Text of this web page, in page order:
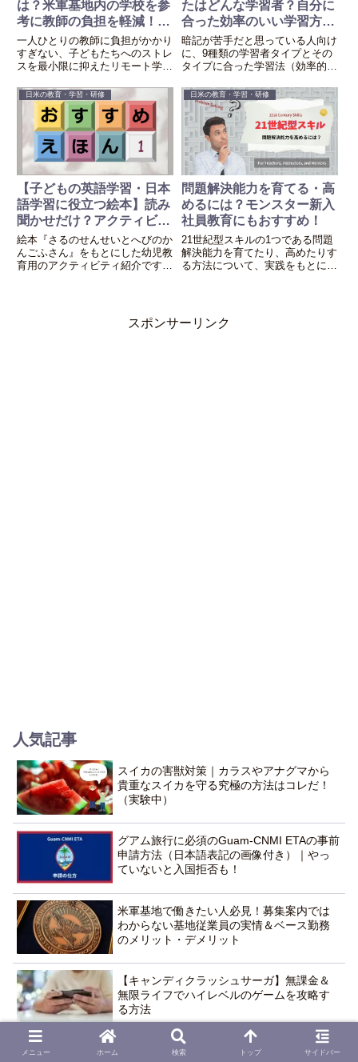
は？米軍基地内の学校を参
考に教師の負担を軽減！不
登校のサポートにも！
一人ひとりの教師に負担がかかり
すぎない、子どもたちへのストレ
スを最小限に抑えたリモート学習
トにも役立ちます。
たはどんな学習者？自分に
合った効率のいい学習方法
とは？
暗記が苦手だと思っている人向け
に、9種類の学習者タイプとその
タイプに合った学習法（効率的・
の学習者タイプの特徴を持つ2人
の学習方法（例）を紹介します。
日米の教育・学習・研修
【子どもの英語学習・日本
語学習に役立つ絵本】読み
聞かせだけ？アクティビテ
ィもどうぞ！動物の名前編
絵本『さるのせんせいとへびのか
んごふさん』をもとにした幼児教
育用のアクティビティ紹介です。
日米の教育・学習・研修
問題解決能力を育てる・高
めるには？モンスター新入
社員教育にもおすすめ！
21世紀型スキルの1つである問題
解決能力を育てたり、高めたりす
る方法について、実践をもとに紹
スポンサーリンク
人気記事
スイカの害獣対策｜カラスやアナグマから
貴重なスイカを守る究極の方法はコレだ！
（実験中）
グアム旅行に必須のGuam-CNMI ETAの事前
申請方法（日本語表記の画像付き）｜やっ
ていないと入国拒否も！
米軍基地で働きたい人必見！募集案内では
わからない基地従業員の実情＆ベース勤務
のメリット・デメリット
【キャンディクラッシュサーガ】無課金＆
無限ライフでハイレベルのゲームを攻略す
る方法
アウトドア好きの自然派におすすめの資
メニュー ホーム 検索 トップ サイドバー